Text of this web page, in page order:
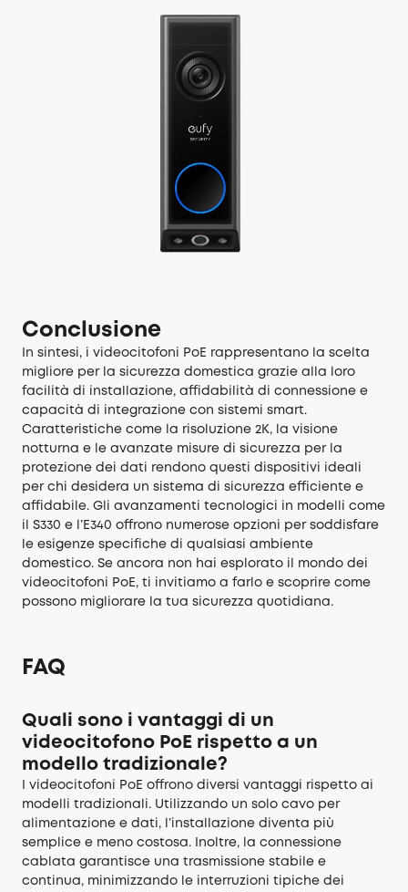
Conclusione
In sintesi, i videocitofoni PoE rappresentano la scelta
migliore per la sicurezza domestica grazie alla loro
facilità di installazione, affidabilità di connessione e
capacità di integrazione con sistemi smart.
Caratteristiche come la risoluzione 2K, la visione
notturna e le avanzate misure di sicurezza per la
protezione dei dati rendono questi dispositivi ideali
per chi desidera un sistema di sicurezza efficiente e
affidabile. Gli avanzamenti tecnologici in modelli come
il S330 e l’E340 offrono numerose opzioni per soddisfare
le esigenze specifiche di qualsiasi ambiente
domestico. Se ancora non hai esplorato il mondo dei
videocitofoni PoE, ti invitiamo a farlo e scoprire come
possono migliorare la tua sicurezza quotidiana.
FAQ
Quali sono i vantaggi di un
videocitofono PoE rispetto a un
modello tradizionale?
I videocitofoni PoE offrono diversi vantaggi rispetto ai
modelli tradizionali. Utilizzando un solo cavo per
alimentazione e dati, l’installazione diventa più
semplice e meno costosa. Inoltre, la connessione
cablata garantisce una trasmissione stabile e
continua, minimizzando le interruzioni tipiche dei